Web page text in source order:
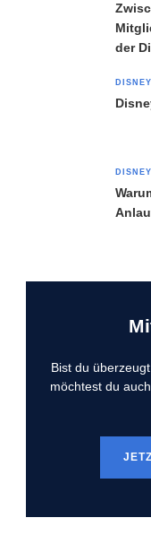
der
Bist du
möchtest du